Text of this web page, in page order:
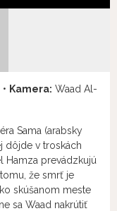
Kamera: Waad Al-
Sama (arabsky
dôjde v troskách
Hamza prevádzkujú
že smrť je
skúšanom meste
sa Waad nakrútiť